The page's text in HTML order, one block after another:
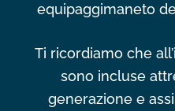
equipaggimaneto
Ti ricordiamo che
sono incluse
generazione e